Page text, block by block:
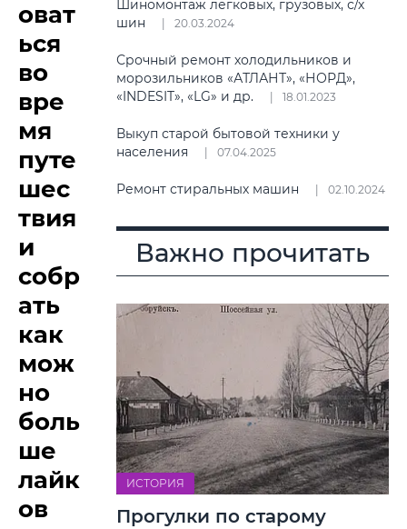
оват
ься
во
вре
мя
путе
шес
твия
и
собр
ать
как
мож
но
боль
ше
лайк
ов
Шиномонтаж легковых, грузовых, с/х
шин
20.03.2024
Срочный ремонт холодильников и
морозильников «АТЛАНТ», «НОРД»,
«INDESIT», «LG» и др.
18.01.2023
Выкуп старой бытовой техники у
населения
07.04.2025
Ремонт стиральных машин 02.10.2024
Важно прочитать
ИСТОРИЯ
Прогулки по старому